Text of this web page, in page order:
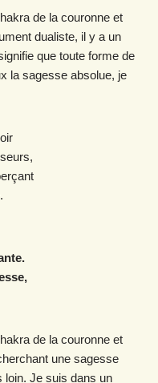
de la couronne et
dualiste, il y a un
que toute forme de
la sagesse absolue, je
de la couronne et
une sagesse
loin. Je suis dans un